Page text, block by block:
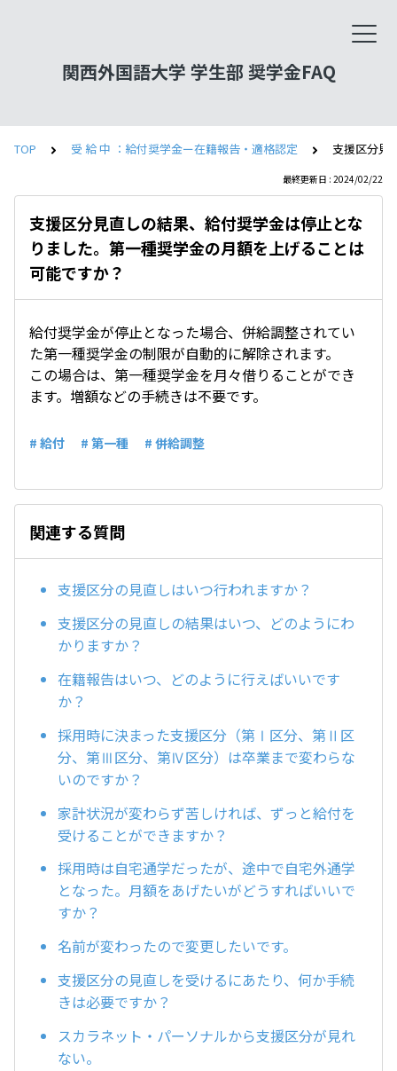
関西外国語大学 学生部 奨学金FAQ
TOP 受 給 中 ：給付奨学金ー在籍報告・適格認定 支援区分見
最終更新日 : 2024/02/22
支援区分見直しの結果、給付奨学金は停止とな
りました。第一種奨学金の月額を上げることは
可能ですか？
給付奨学金が停止となった場合、併給調整されてい
た第一種奨学金の制限が自動的に解除されます。
この場合は、第一種奨学金を月々借りることができ
ます。増額などの手続きは不要です。
# 給付 # 第一種 # 併給調整
関連する質問
支援区分の見直しはいつ行われますか？
支援区分の見直しの結果はいつ、どのようにわ
かりますか？
在籍報告はいつ、どのように行えばいいです
か？
採用時に決まった支援区分（第Ⅰ区分、第Ⅱ区
分、第Ⅲ区分、第Ⅳ区分）は卒業まで変わらな
いのですか？
家計状況が変わらず苦しければ、ずっと給付を
受けることができますか？
採用時は自宅通学だったが、途中で自宅外通学
となった。月額をあげたいがどうすればいいで
すか？
名前が変わったので変更したいです。
支援区分の見直しを受けるにあたり、何か手続
きは必要ですか？
スカラネット・パーソナルから支援区分が見れ
ない。